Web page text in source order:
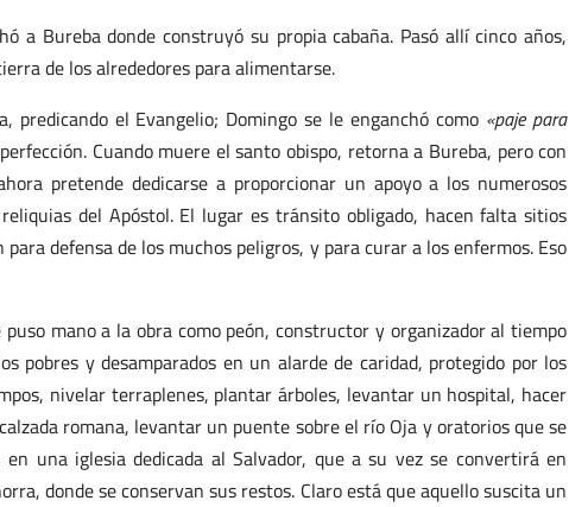
a Bureba donde construyó su propia cabaña. Pasó allí cinco años,
de los alrededores para alimentarse.
predicando el Evangelio; Domingo se le enganchó como «paje para
Cuando muere el santo obispo, retorna a Bureba, pero con
pretende dedicarse a proporcionar un apoyo a los numerosos
del Apóstol. El lugar es tránsito obligado, hacen falta sitios
defensa de los muchos peligros, y para curar a los enfermos. Eso
mano a la obra como peón, constructor y organizador al tiempo
pobres y desamparados en un alarde de caridad, protegido por los
nivelar terraplenes, plantar árboles, levantar un hospital, hacer
romana, levantar un puente sobre el río Oja y oratorios que se
una iglesia dedicada al Salvador, que a su vez se convertirá en
donde se conservan sus restos. Claro está que aquello suscita un